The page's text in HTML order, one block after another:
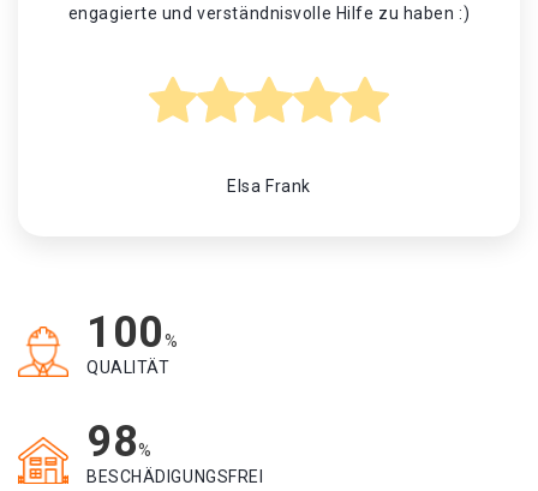
engagierte und verständnisvolle Hilfe zu haben :)
Elsa Frank
100%
QUALITÄT
98%
BESCHÄDIGUNGSFREI